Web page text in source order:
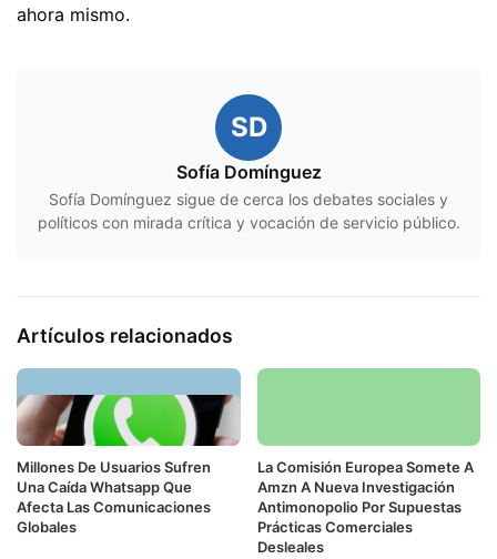
ahora mismo.
SD
Sofía Domínguez
Sofía Domínguez sigue de cerca los debates sociales y
políticos con mirada crítica y vocación de servicio público.
Artículos relacionados
Millones De Usuarios Sufren
Una Caída Whatsapp Que
Afecta Las Comunicaciones
Globales
La Comisión Europea Somete A
Amzn A Nueva Investigación
Antimonopolio Por Supuestas
Prácticas Comerciales
Desleales